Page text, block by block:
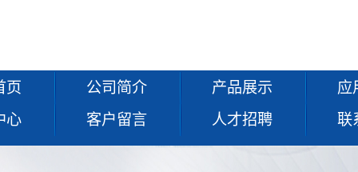
页 公司简介 产品展示
应
心
客户留言 人才招聘 联